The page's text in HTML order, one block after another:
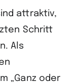
attraktiv,
Schritt
Als
„Ganz oder